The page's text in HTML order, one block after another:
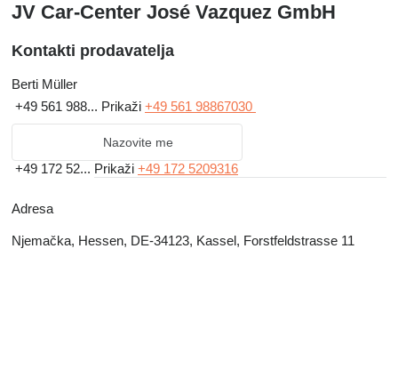
JV Car-Center José Vazquez GmbH
Kontakti prodavatelja
Berti Müller
+49 561 988... Prikaži +49 561 98867030
Nazovite me
+49 172 52... Prikaži +49 172 5209316
Adresa
Njemačka, Hessen, DE-34123, Kassel, Forstfeldstrasse 11